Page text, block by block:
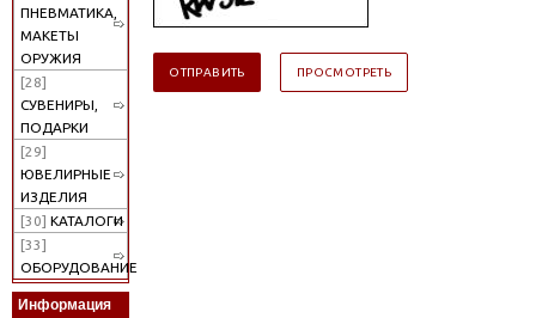
ПНЕВМАТИКА,
МАКЕТЫ
ОРУЖИЯ
[28]
СУВЕНИРЫ,
ПОДАРКИ
[29]
ЮВЕЛИРНЫЕ
ИЗДЕЛИЯ
[30] КАТАЛОГИ
[33]
ОБОРУДОВАНИЕ
Информация